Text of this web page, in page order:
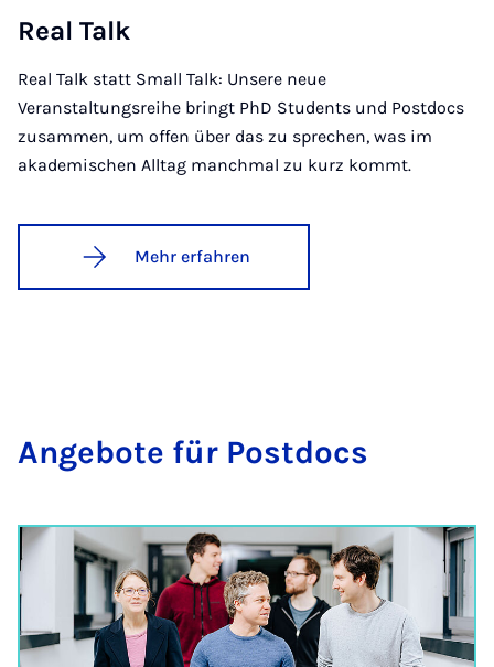
Re­al Talk
Real Talk statt Small Talk: Unsere neue
Veranstaltungsreihe bringt PhD Students und Postdocs
zusammen, um offen über das zu sprechen, was im
akademischen Alltag manchmal zu kurz kommt.
Mehr erfahren
An­ge­bo­te für Post­docs